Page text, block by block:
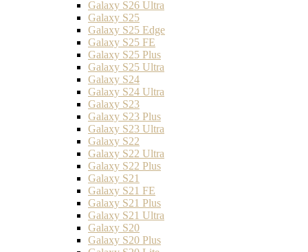
Galaxy S26 Ultra
Galaxy S25
Galaxy S25 Edge
Galaxy S25 FE
Galaxy S25 Plus
Galaxy S25 Ultra
Galaxy S24
Galaxy S24 Ultra
Galaxy S23
Galaxy S23 Plus
Galaxy S23 Ultra
Galaxy S22
Galaxy S22 Ultra
Galaxy S22 Plus
Galaxy S21
Galaxy S21 FE
Galaxy S21 Plus
Galaxy S21 Ultra
Galaxy S20
Galaxy S20 Plus